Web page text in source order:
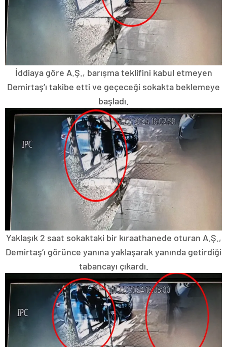
İddiaya göre A.Ş., barışma teklifini kabul etmeyen
Demirtaş’ı takibe etti ve geçeceği sokakta beklemeye
başladı.
Yaklaşık 2 saat sokaktaki bir kıraathanede oturan A.Ş.,
Demirtaş’ı görünce yanına yaklaşarak yanında getirdiği
tabancayı çıkardı.